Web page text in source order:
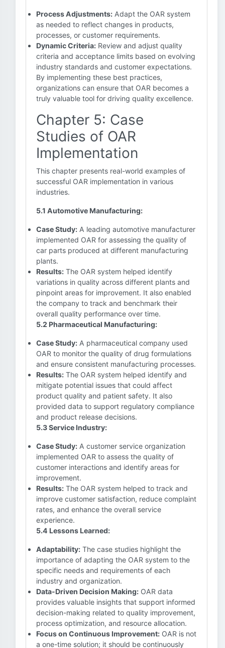
Process Adjustments: Adapt the OAR system
as needed to reflect changes in products,
processes, or customer requirements.
Dynamic Criteria: Review and adjust quality
criteria and acceptance limits based on evolving
industry standards and customer expectations.
By implementing these best practices,
organizations can ensure that OAR becomes a
truly valuable tool for driving quality excellence.
Chapter 5: Case
Studies of OAR
Implementation
This chapter presents real-world examples of
successful OAR implementation in various
industries.
5.1 Automotive Manufacturing:
Case Study: A leading automotive manufacturer
implemented OAR for assessing the quality of
car parts produced at different manufacturing
plants.
Results: The OAR system helped identify
variations in quality across different plants and
pinpoint areas for improvement. It also enabled
the company to track and benchmark their
overall quality performance over time.
5.2 Pharmaceutical Manufacturing:
Case Study: A pharmaceutical company used
OAR to monitor the quality of drug formulations
and ensure consistent manufacturing processes.
Results: The OAR system helped identify and
mitigate potential issues that could affect
product quality and patient safety. It also
provided data to support regulatory compliance
and product release decisions.
5.3 Service Industry:
Case Study: A customer service organization
implemented OAR to assess the quality of
customer interactions and identify areas for
improvement.
Results: The OAR system helped to track and
improve customer satisfaction, reduce complaint
rates, and enhance the overall service
experience.
5.4 Lessons Learned:
Adaptability: The case studies highlight the
importance of adapting the OAR system to the
specific needs and requirements of each
industry and organization.
Data-Driven Decision Making: OAR data
provides valuable insights that support informed
decision-making related to quality improvement,
process optimization, and resource allocation.
Focus on Continuous Improvement: OAR is not
a one-time solution; it should be continuously